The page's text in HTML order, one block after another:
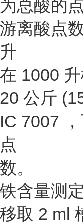
为总酸的点
游离酸点
升
在 1000
20 公斤
IC 7007
点
数。
铁含量测定
移取 2 ml